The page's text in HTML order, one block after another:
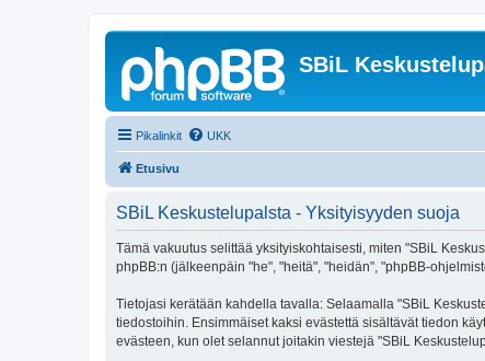
SBiL
Pikalinkit UKK
Etusivu
SBiL Keskustelupalsta - Yksityisyyden suoja
Tämä vakuutus selittää yksityiskohtaisesti, miten "SBiL
phpBB:n (jälkeenpäin "he", "heitä", "heidän", "phpBB-
Tietojasi kerätään kahdella tavalla: Selaamalla "SBiL
tiedostoihin. Ensimmäiset kaksi evästettä sisältävät tiedon
evästeen, kun olet selannut joitakin viestejä "SBiL